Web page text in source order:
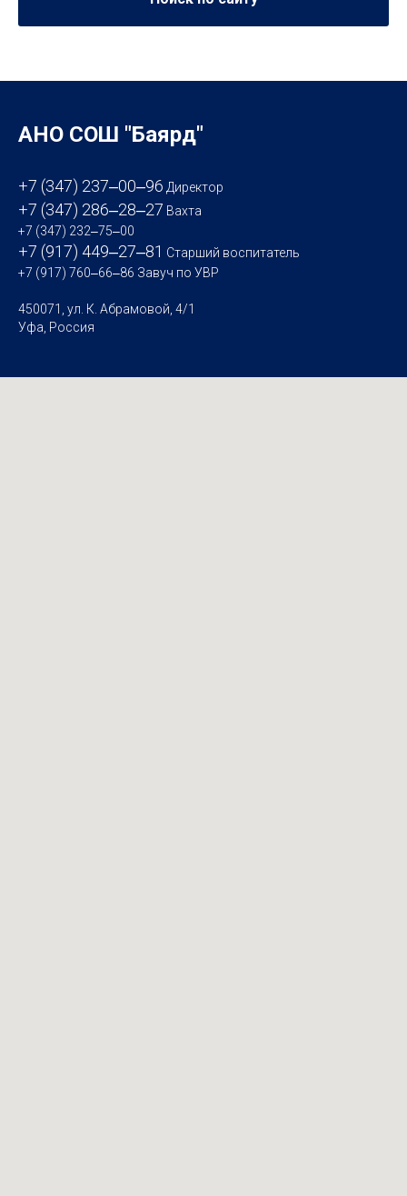
АНО СОШ "Баярд"
+7 (347) 237‒00‒96 Директор
+7 (347) 286‒28‒27 Вахта
+7 (347) 232‒75‒00
+7 (917) 449‒27‒81 Старший воспитатель
+7 (917) 760‒66‒86 Завуч по УВР
450071, ул. К. Абрамовой, 4/1
Уфа, Россия